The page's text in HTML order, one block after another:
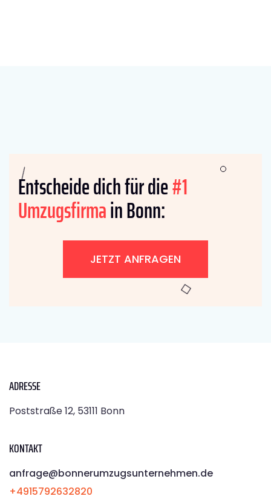
Entscheide dich für die#1
Umzugsfirmain Bonn:
JETZT ANFRAGEN
ADRESSE
Poststraße 12, 53111 Bonn
KONTAKT
anfrage@bonnerumzugsunternehmen.de
+4915792632820